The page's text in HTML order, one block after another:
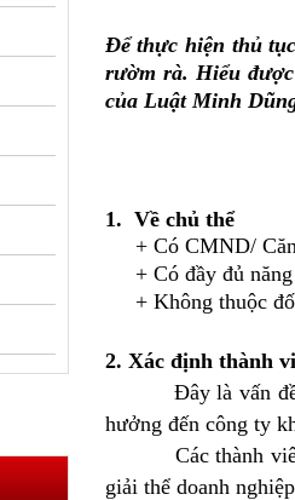
Để thực hiện thủ
rườm rà. Hiểu
của Luật Minh
1. Về chủ thể
+ Có CMND/ Căn
+ Có đầy đủ năng
+ Không thuộc đối
2. Xác định thành
Đây là vấn đề đặc
hưởng đến công ty
Các thành viên/
giải thể doanh